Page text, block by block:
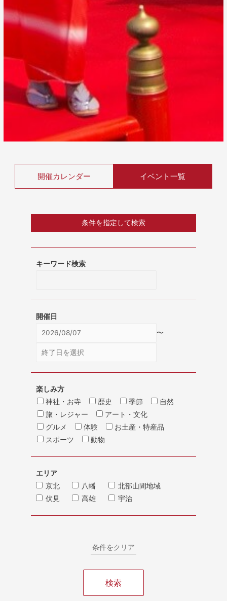
開催カレンダー イベント一覧
条件を指定して検索
キーワード検索
開催日
〜
楽しみ方
神社・お寺
歴史 季節
自然
旅・レジャー
アート・文化
グルメ
体験
お土産・特産品
スポーツ
動物
エリア
京北
八幡
北部山間地域
伏見
高雄 宇治
条件をクリア